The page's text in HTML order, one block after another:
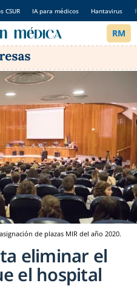
CSUR IA para médicos Hantavirus
de plazas MIR del año 2020.
eliminar el
el hospital